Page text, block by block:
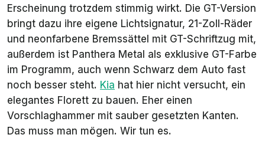
Erscheinung trotzdem stimmig wirkt. Die GT-Version
bringt dazu ihre eigene Lichtsignatur, 21-Zoll-Räder
und neonfarbene Bremssättel mit GT-Schriftzug mit,
außerdem ist Panthera Metal als exklusive GT-Farbe
im Programm, auch wenn Schwarz dem Auto fast
noch besser steht. Kia hat hier nicht versucht, ein
elegantes Florett zu bauen. Eher einen
Vorschlaghammer mit sauber gesetzten Kanten.
Das muss man mögen. Wir tun es.